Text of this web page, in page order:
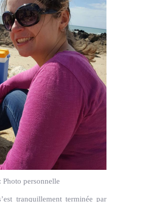
Photo personnelle
tranquillement terminée par